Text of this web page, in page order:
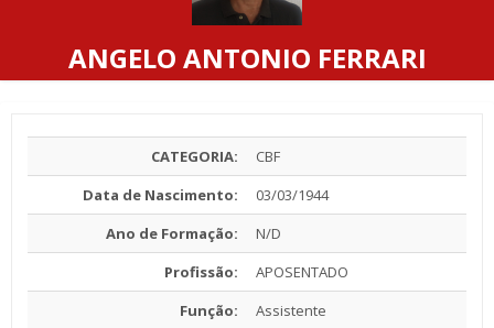
ANGELO ANTONIO FERRARI
CATEGORIA:
CBF
Data de Nascimento:
03/03/1944
Ano de Formação:
N/D
Profissão:
APOSENTADO
Função:
Assistente